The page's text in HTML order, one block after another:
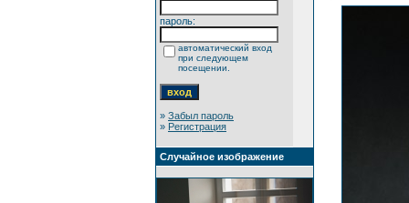
пароль:
автоматический вход
при следующем
посещении.
» Забыл пароль
» Регистрация
Случайное изображение